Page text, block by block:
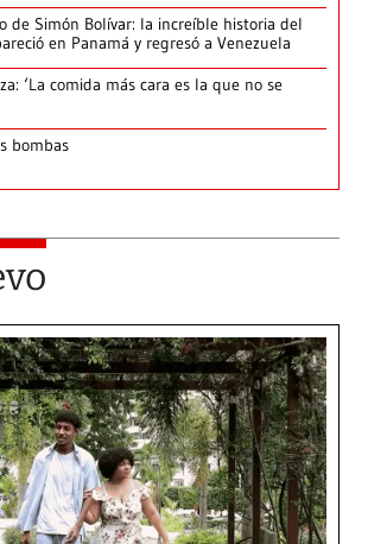
de Simón Bolívar: la increíble historia del
en Panamá y regresó a Venezuela
‘La comida más cara es la que no se
bombas